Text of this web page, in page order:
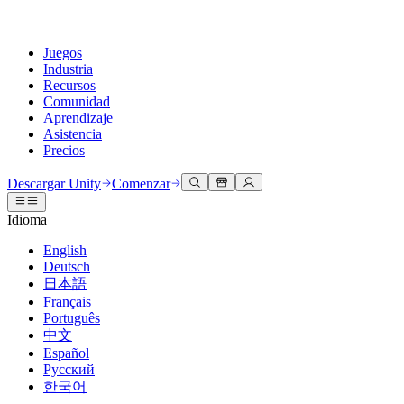
Juegos
Industria
Recursos
Comunidad
Aprendizaje
Asistencia
Precios
Motor de Unity
Crea juegos 2D y 3D para cualquier plataforma
Colaboración
Colabora e itera rápidamente con tu equipo
Descargar Unity
Planes y precios
Implementar
Multiplataforma
Colaboración 3D
Construye y revisa proyectos 3D en tiempo real
Capacitación envolvente
Capacitación en entornos envolventes
Experiencias del cliente
Crea experiencias interactivas en 3D
Industrias
Fabricación
Documentación
Herramientas para desarrolladores
Versiones de lanzamiento y rastreador de problemas
Hoja de ruta
Revisar características próximas
Glosario
Discusiones
Eventos
Eventos globales y locales
Historias de la comunidad
Hecho con Unity
Presentando a los creadores de Unity
Unity Learn
Domina las habilidades de Unity de forma gratuita
Capacitación profesional
Mejora tu equipo con entrenadores de Unity
¿No tienes experiencia con Unity?
Primeros pasos
Pon en marcha tu aprendizaje
Rutas esenciales de Unity
Obtener ayuda
Ayudándote a tener éxito con Unity
Planes de éxito
Alcanza tus metas más rápido con soporte experto
PREGUNTAS FRECUENTES
Respuestas a preguntas comunes
Contáctanos
Conéctate con nuestro equipo
Descargar Unity Comenzar
Idioma
English
Deutsch
日本語
Français
Português
中文
Español
Русский
한국어